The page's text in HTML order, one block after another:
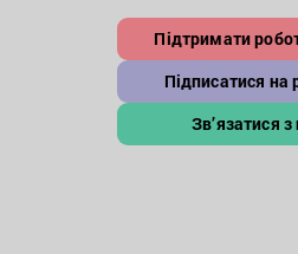
Підтримати
Підписатися на
Зв’язатися